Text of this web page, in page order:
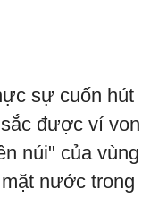
sự cuốn hút
được ví von
núi" của vùng
nước trong